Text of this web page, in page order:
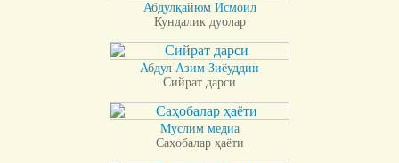
Абдулқайюм Исмоил
Кундалик дуолар
Абдул Азим Зиёуддин
Сийрат дарси
Муслим медиа
Саҳобалар ҳаёти